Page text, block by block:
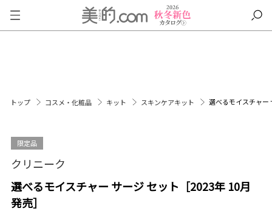
トップ コスメ・化粧品 キット スキンケアキット 選べるモイスチャー
限定品
クリニーク
選べるモイスチャー サージ セット［2023年 10月
発売］